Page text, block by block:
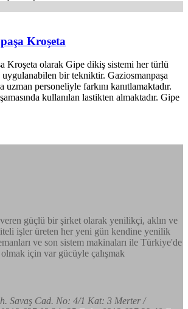
Kroşeta
Kroşeta olarak Gipe dikiş sistemi her türlü
uygulanabilen bir tekniktir. Gaziosmanpaşa
uzman personeliyle farkını kanıtlamaktadır.
kullanılan lastikten almaktadır. Gipe
güçlü bir şirket olarak yenilikçi, aklın ve
işler üreten her yeni gün kendine yenilik
ve son sistem makinaları ile Türkiye'de
için var gücüyle çalışmak
Savaş Cad. No: 4/1 Kat: 3 Merter /